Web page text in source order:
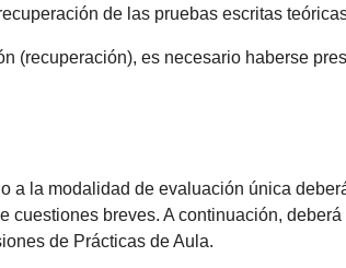
de las pruebas escritas
(recuperación), es necesario haberse
a la modalidad de evaluación única
cuestiones breves. A continuación,
de Prácticas de Aula.